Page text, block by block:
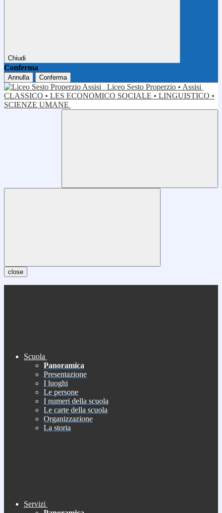
Chiudi
Conferma
Annulla Conferma
Liceo Sesto Properzio • Assisi
CLASSICO • LES ECONOMICO SOCIALE • LINGUISTICO •
SCIENZE UMANE
close
Scuola
Panoramica
Presentazione
I luoghi
Le persone
I numeri della scuola
Le carte della scuola
Organizzazione
La storia
Servizi